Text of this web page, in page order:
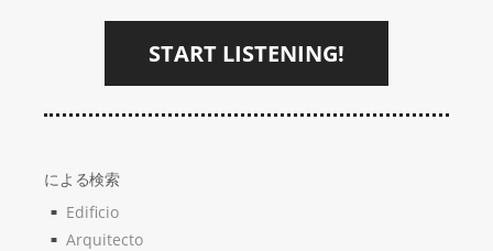
START LISTENING!
による検索
Edificio
Arquitecto